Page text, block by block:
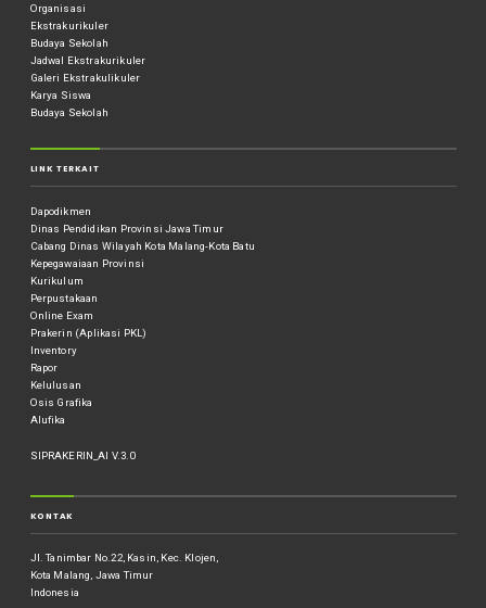
Organisasi
Ekstrakurikuler
Budaya Sekolah
Jadwal Ekstrakurikuler
Galeri Ekstrakulikuler
Karya Siswa
Budaya Sekolah
LINK TERKAIT
Dapodikmen
Dinas Pendidikan Provinsi Jawa Timur
Cabang Dinas Wilayah Kota Malang-Kota Batu
Kepegawaiaan Provinsi
Kurikulum
Perpustakaan
Online Exam
Prakerin (Aplikasi PKL)
Inventory
Rapor
Kelulusan
Osis Grafika
Alufika
SIPRAKERIN_AI V.3.0
KONTAK
Jl. Tanimbar No.22, Kasin, Kec. Klojen,
Kota Malang, Jawa Timur
Indonesia